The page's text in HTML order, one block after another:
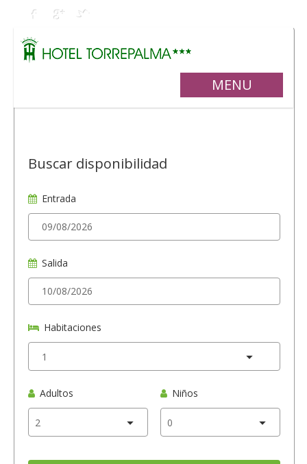
MENU
Buscar disponibilidad
Entrada
Salida
Habitaciones
Adultos Niños